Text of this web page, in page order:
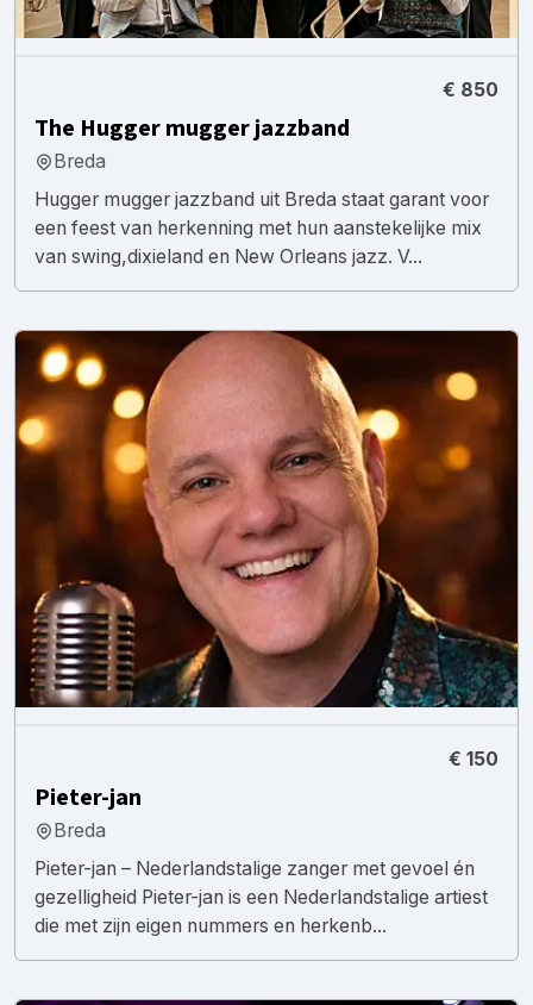
€ 850
The Hugger mugger jazzband
Breda
Hugger mugger jazzband uit Breda staat garant voor
een feest van herkenning met hun aanstekelijke mix
van swing,dixieland en New Orleans jazz. V...
€ 150
Pieter-jan
Breda
Pieter-jan – Nederlandstalige zanger met gevoel én
gezelligheid Pieter-jan is een Nederlandstalige artiest
die met zijn eigen nummers en herkenb...